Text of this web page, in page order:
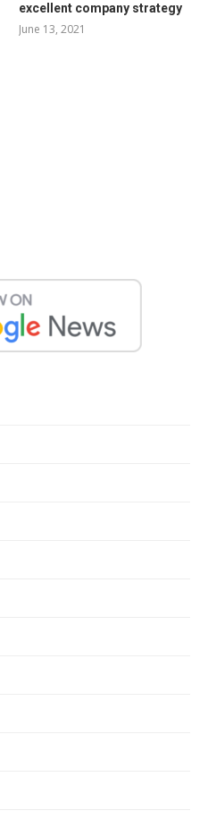
excellent company strategy
June 13, 2021